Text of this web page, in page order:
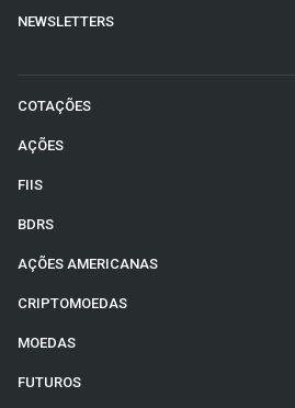
NEWSLETTERS
COTAÇÕES
AÇÕES
FIIS
BDRS
AÇÕES AMERICANAS
CRIPTOMOEDAS
MOEDAS
FUTUROS